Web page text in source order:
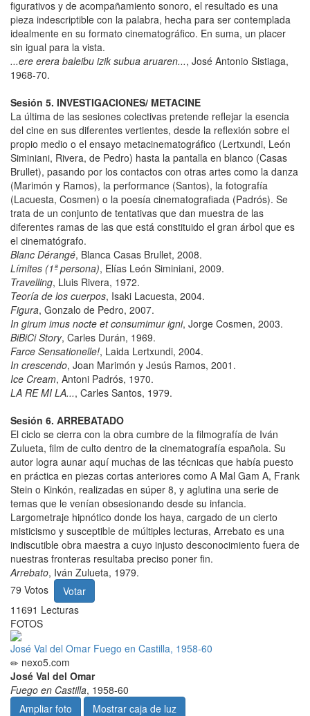
figurativos y de acompañamiento sonoro, el resultado es una
pieza indescriptible con la palabra, hecha para ser contemplada
idealmente en su formato cinematográfico. En suma, un placer
sin igual para la vista.
...ere erera baleibu izik subua aruaren..., José Antonio Sistiaga,
1968-70.
Sesión 5. INVESTIGACIONES/ METACINE
La última de las sesiones colectivas pretende reflejar la esencia
del cine en sus diferentes vertientes, desde la reflexión sobre el
propio medio o el ensayo metacinematográfico (Lertxundi, León
Siminiani, Rivera, de Pedro) hasta la pantalla en blanco (Casas
Brullet), pasando por los contactos con otras artes como la danza
(Marimón y Ramos), la performance (Santos), la fotografía
(Lacuesta, Cosmen) o la poesía cinematografiada (Padrós). Se
trata de un conjunto de tentativas que dan muestra de las
diferentes ramas de las que está constituido el gran árbol que es
el cinematógrafo.
Blanc Dérangé, Blanca Casas Brullet, 2008.
Límites (1ª persona), Elías León Siminiani, 2009.
Travelling, Lluis Rivera, 1972.
Teoría de los cuerpos, Isaki Lacuesta, 2004.
Figura, Gonzalo de Pedro, 2007.
In girum imus nocte et consumimur igni, Jorge Cosmen, 2003.
BiBiCi Story, Carles Durán, 1969.
Farce Sensationelle!, Laida Lertxundi, 2004.
In crescendo, Joan Marimón y Jesús Ramos, 2001.
Ice Cream, Antoni Padrós, 1970.
LA RE MI LA..., Carles Santos, 1979.
Sesión 6. ARREBATADO
El ciclo se cierra con la obra cumbre de la filmografía de Iván
Zulueta, film de culto dentro de la cinematografía española. Su
autor logra aunar aquí muchas de las técnicas que había puesto
en práctica en piezas cortas anteriores como A Mal Gam A, Frank
Stein o Kinkón, realizadas en súper 8, y aglutina una serie de
temas que le venían obsesionando desde su infancia.
Largometraje hipnótico donde los haya, cargado de un cierto
misticismo y susceptible de múltiples lecturas, Arrebato es una
indiscutible obra maestra a cuyo injusto desconocimiento fuera de
nuestras fronteras resultaba preciso poner fin.
Arrebato, Iván Zulueta, 1979.
79 Votos
Votar
11691 Lecturas
FOTOS
José Val del Omar Fuego en Castilla, 1958-60
nexo5.com
José Val del Omar
Fuego en Castilla, 1958-60
Ampliar foto
Mostrar caja de luz